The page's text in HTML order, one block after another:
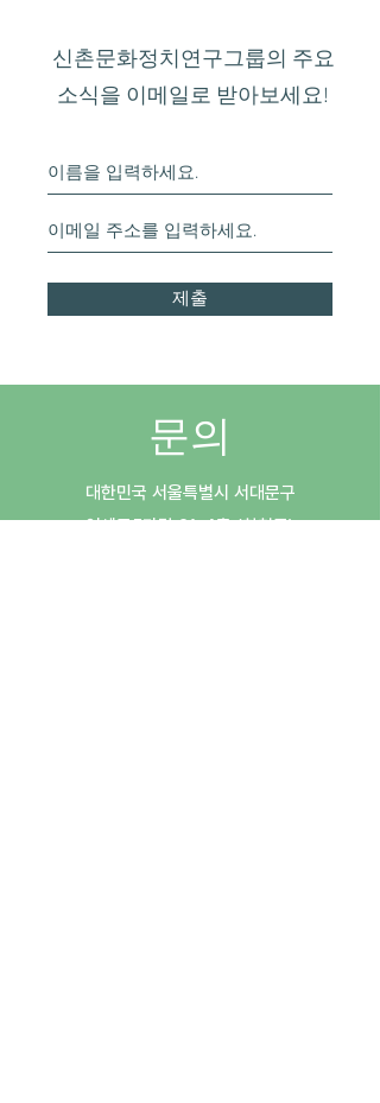
vlog>를 중심으로> 게재
신촌문화정치연구그룹의 주요
소식을 이메일로 받아보세요!
제출
문의
대한민국 서울특별시 서대문구
​연세로5가길 21, 4층 (창천동)